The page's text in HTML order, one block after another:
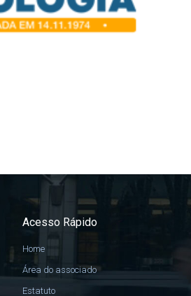
Acesso Rápido
Home
Área do associado
Estatuto